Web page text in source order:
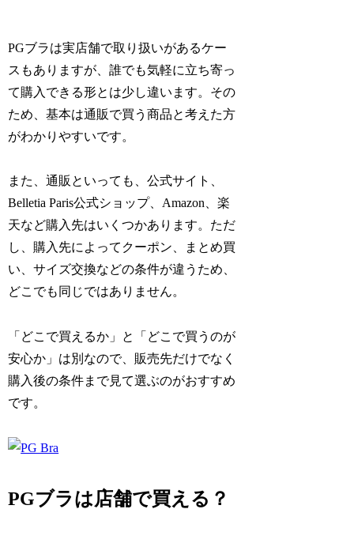
PGブラは実店舗で取り扱いがあるケー
スもありますが、誰でも気軽に立ち寄っ
て購入できる形とは少し違います。その
ため、基本は通販で買う商品と考えた方
がわかりやすいです。
また、通販といっても、公式サイト、
Belletia Paris公式ショップ、Amazon、楽
天など購入先はいくつかあります。ただ
し、購入先によってクーポン、まとめ買
い、サイズ交換などの条件が違うため、
どこでも同じではありません。
「どこで買えるか」と「どこで買うのが
安心か」は別なので、販売先だけでなく
購入後の条件まで見て選ぶのがおすすめ
です。
PGブラは店舗で買える？